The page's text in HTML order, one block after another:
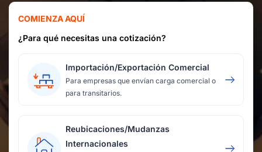
COMIENZA AQUÍ
¿Para qué necesitas una cotización?
Importación/Exportación Comercial
Para empresas que envían carga comercial o
para transitarios.
Reubicaciones/Mudanzas
Internacionales